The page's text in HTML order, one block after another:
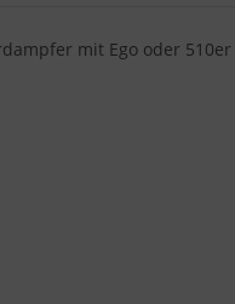
mit Ego oder